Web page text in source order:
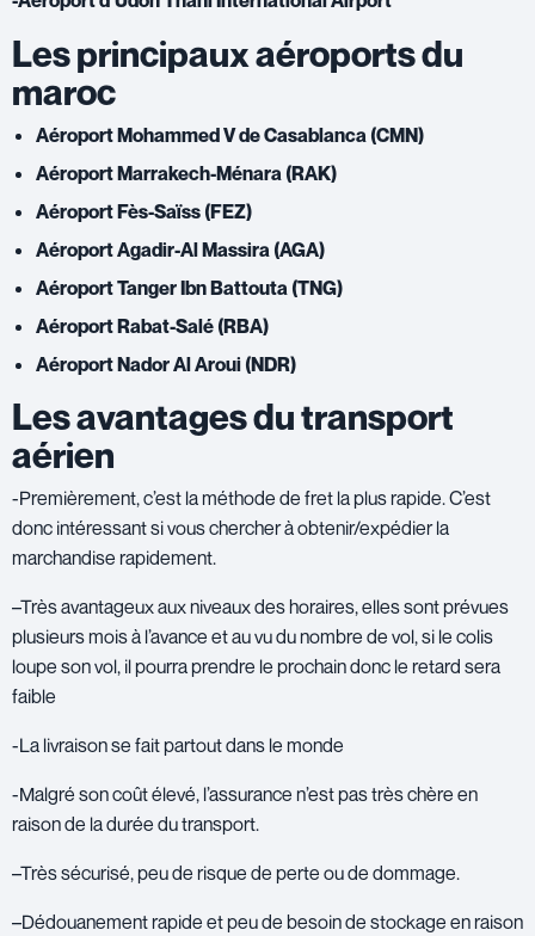
Les principaux aéroports du
maroc
Aéroport Mohammed V de Casablanca (CMN)
Aéroport Marrakech-Ménara (RAK)
Aéroport Fès-Saïss (FEZ)
Aéroport Agadir-Al Massira (AGA)
Aéroport Tanger Ibn Battouta (TNG)
Aéroport Rabat-Salé (RBA)
Aéroport Nador Al Aroui (NDR)
Les avantages du transport
aérien
-Premièrement, c’est la méthode de fret la plus rapide. C’est
donc intéressant si vous chercher à obtenir/expédier la
marchandise rapidement.
–Très avantageux aux niveaux des horaires, elles sont prévues
plusieurs mois à l’avance et au vu du nombre de vol, si le colis
loupe son vol, il pourra prendre le prochain donc le retard sera
faible
-La livraison se fait partout dans le monde
-Malgré son coût élevé, l’assurance n’est pas très chère en
raison de la durée du transport.
–Très sécurisé, peu de risque de perte ou de dommage.
–Dédouanement rapide et peu de besoin de stockage en raison